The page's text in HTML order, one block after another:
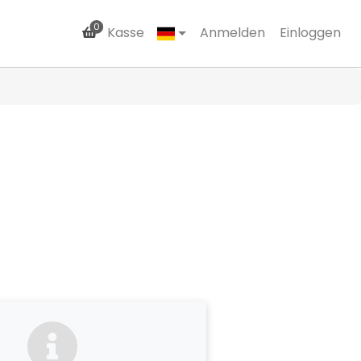
0 Kasse Anmelden Einloggen